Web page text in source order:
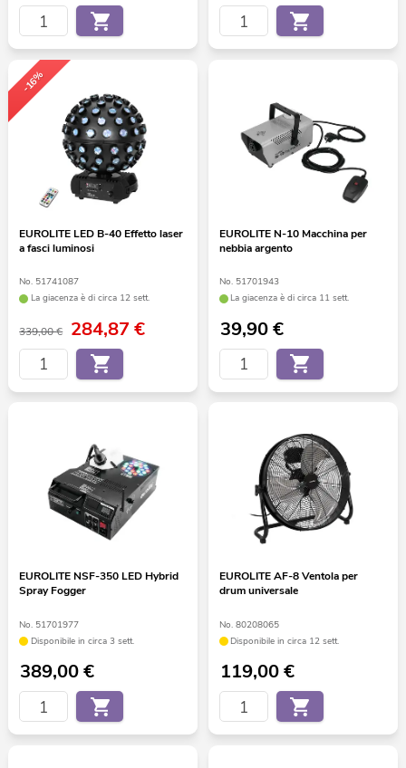
-16%
EUROLITE LED B-40 Effetto laser
a fasci luminosi
No. 51741087
La giacenza è di circa 12 sett.
339,00 € 284,87€
EUROLITE N-10 Macchina per
nebbia argento
No. 51701943
La giacenza è di circa 11 sett.
39,90€
EUROLITE NSF-350 LED Hybrid
Spray Fogger
No. 51701977
Disponibile in circa 3 sett.
389,00€
EUROLITE AF-8 Ventola per
drum universale
No. 80208065
Disponibile in circa 12 sett.
119,00€